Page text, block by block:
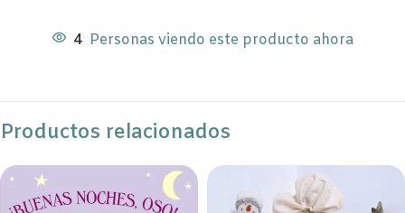
4 Personas viendo este producto ahora
Productos relacionados